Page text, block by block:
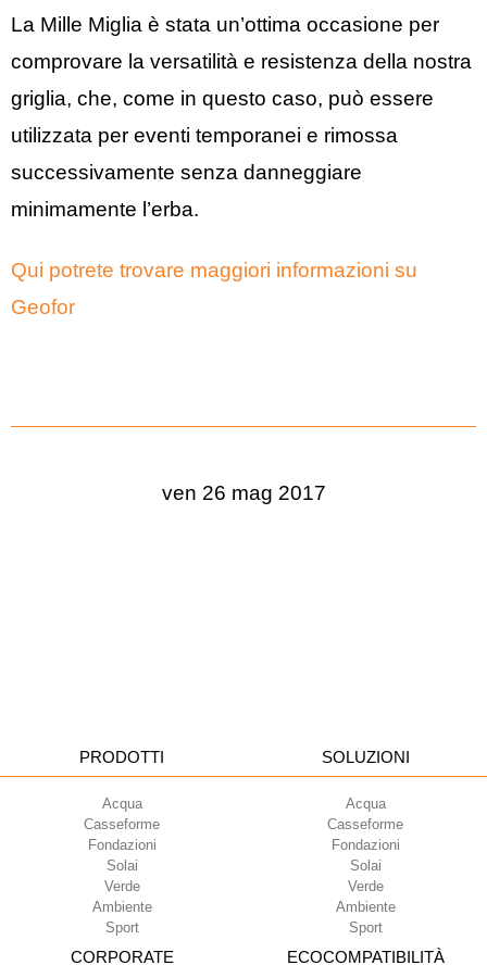
La Mille Miglia è stata un’ottima occasione per
comprovare la versatilità e resistenza della nostra
griglia, che, come in questo caso, può essere
utilizzata per eventi temporanei e rimossa
successivamente senza danneggiare
minimamente l’erba.
Qui potrete trovare maggiori informazioni su
Geofor
ven 26 mag 2017
PRODOTTI
Acqua
Casseforme
Fondazioni
Solai
Verde
Ambiente
Sport
SOLUZIONI
Acqua
Casseforme
Fondazioni
Solai
Verde
Ambiente
Sport
CORPORATE ECOCOMPATIBILITÀ